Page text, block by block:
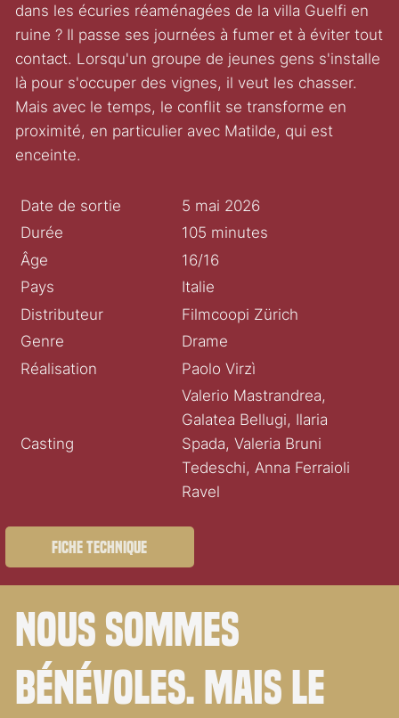
dans les écuries réaménagées de la villa Guelfi en
ruine ? Il passe ses journées à fumer et à éviter tout
contact. Lorsqu'un groupe de jeunes gens s'installe
là pour s'occuper des vignes, il veut les chasser.
Mais avec le temps, le conflit se transforme en
proximité, en particulier avec Matilde, qui est
enceinte.
Date de sortie
5 mai 2026
Durée
105 minutes
Âge
16/16
Pays
Italie
Distributeur
Filmcoopi Zürich
Genre
Drame
Réalisation
Paolo Virzì
Casting
Valerio Mastrandrea,
Galatea Bellugi, Ilaria
Spada, Valeria Bruni
Tedeschi, Anna Ferraioli
Ravel
Fiche technique
Nous sommes
bénévoles. Mais le